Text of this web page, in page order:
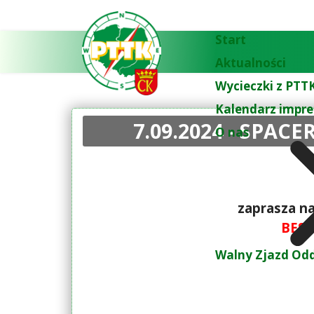
Start
Aktualności
Wycieczki z
Kalendarz
O nas
Walny Zjazd
7.09.2024 -
zaprasza